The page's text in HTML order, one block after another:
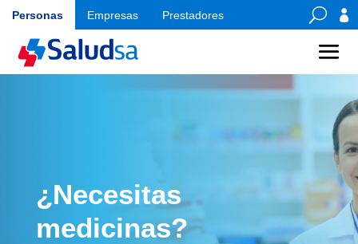
Personas Empresas Prestadores U 
¿Necesitas
medicinas?